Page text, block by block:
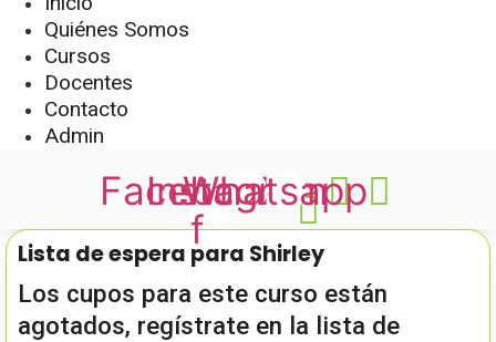
Quiénes Somos
Cursos
Docentes
Contacto
Admin
Facebook-
f
Instagram
Whatsapp
Lista de espera para Shirley
Los cupos para este curso están
agotados, regístrate en la lista de